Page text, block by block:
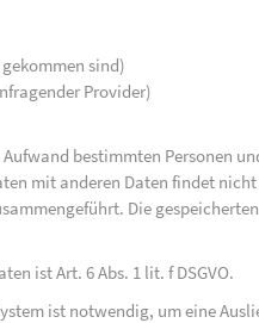
gekommen sind)
Provider)
bestimmten Personen
mit anderen Daten findet
Die
ist Art. 6 Abs. 1 lit. f DSGVO.
ist notwendig, um eine